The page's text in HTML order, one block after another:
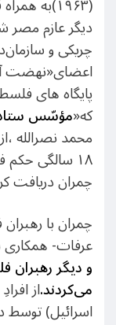
دیگر عازم
چریکی و
اعضای«نهضت
پایگاه های
که«مؤسّس
محمد نصرالله
۱۸ سالگی
چمران دریافت
چمران با
عرفات-
و دیگر
می‌کردند.از
اسرائیل) توسط